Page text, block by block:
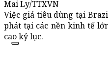
Mai Ly/TTXVN
Việc giá tiêu dùng tại
phát tại các nền kinh tế
cao kỷ lục.